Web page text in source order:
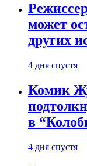
может
других
4 дня спустя
Комик
в
4 дня спустя